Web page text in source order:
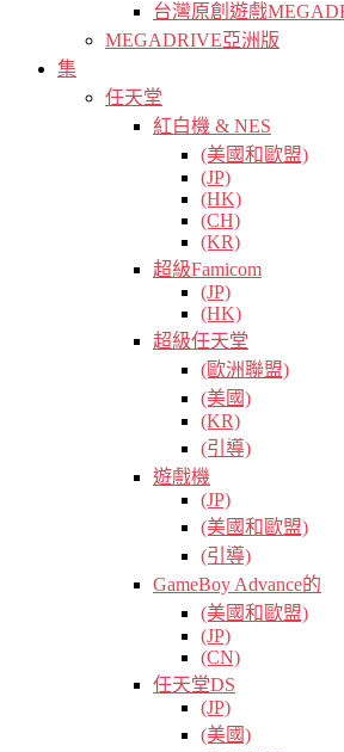
台灣原創遊戲
MEGADRIVE亞洲版
集
任天堂
紅白機 & NES
(美國和歐盟)
(JP)
(HK)
(CH)
(KR)
超級Famicom
(JP)
(HK)
超級任天堂
(歐洲聯盟)
(美國)
(KR)
(引導)
遊戲機
(JP)
(美國和歐盟)
(引導)
GameBoy Advance的
(美國和歐盟)
(JP)
(CN)
任天堂DS
(JP)
(美國)